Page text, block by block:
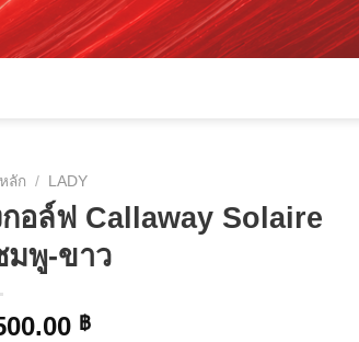
ลัก / LADY
กอล์ฟ Callaway Solaire
มพู-ขาว
฿